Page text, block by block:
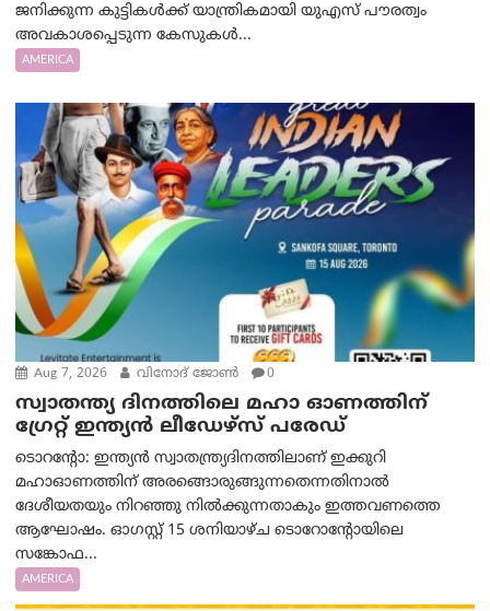
ജനിക്കുന്ന കുട്ടികൾക്ക് യാന്ത്രികമായി യുഎസ് പൗരത്വം
അവകാശപ്പെടുന്ന കേസുകൾ...
AMERICA
Aug 7, 2026 വിനോദ് ജോൺ 0
സ്വാതന്ത്യ ദിനത്തിലെ മഹാ ഓണത്തിന്
ഗ്രേറ്റ് ഇന്ത്യൻ ലീഡേഴ്സ് പരേഡ്
ടൊറന്റോ: ഇന്ത്യൻ സ്വാതന്ത്ര്യദിനത്തിലാണ് ഇക്കുറി
മഹാഓണത്തിന് അരങ്ങൊരുങ്ങുന്നതെന്നതിനാൽ
ദേശീയതയും നിറഞ്ഞു നിൽക്കുന്നതാകും ഇത്തവണത്തെ
ആഘോഷം. ഓഗസ്റ്റ് 15 ശനിയാഴ്ച ടൊറോന്റോയിലെ
സങ്കോഫ...
AMERICA